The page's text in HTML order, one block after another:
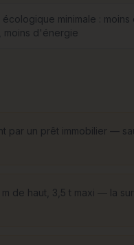
écologique minimale : moins
moins d'énergie
par un prêt immobilier —
de haut, 3,5 t maxi — la